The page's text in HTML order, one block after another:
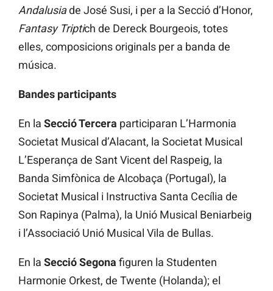
Andalusiade José Susi, i per a la Secció d’Honor,
Fantasy Triptich de Dereck Bourgeois, totes
elles, composicions originals per a banda de
música.
Bandes participants
En la Secció Tercera participaran L’Harmonia
Societat Musical d’Alacant, la Societat Musical
L’Esperança de Sant Vicent del Raspeig, la
Banda Simfònica de Alcobaça (Portugal), la
Societat Musical i Instructiva Santa Cecília de
Son Rapinya (Palma), la Unió Musical Beniarbeig
i l’Associació Unió Musical Vila de Bullas.
En la Secció Segona figuren la Studenten
Harmonie Orkest, de Twente (Holanda); el